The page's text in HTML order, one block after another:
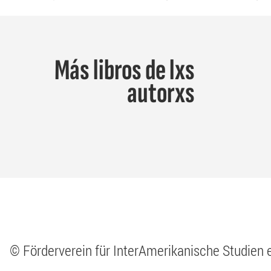
Más libros de lxs
autorxs
© Förderverein für InterAmerikanische Studien